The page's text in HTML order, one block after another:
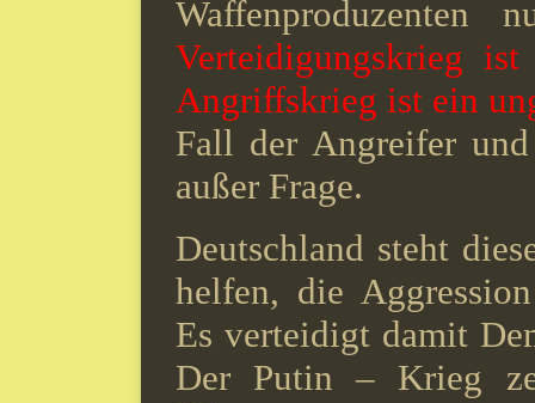
Verteidigungskrieg
Angriffskrieg ist ein
Fall der Angreifer
außer Frage.
Deutschland steht
helfen, die
Es verteidigt damit
Der Putin – Krieg